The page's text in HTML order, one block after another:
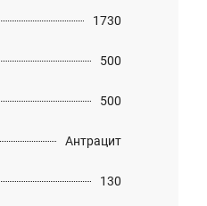
1730
500
500
Антрацит
130